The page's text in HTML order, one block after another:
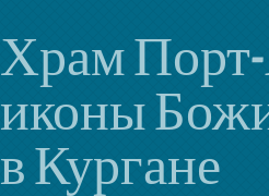
Храм
иконы
в Кургане